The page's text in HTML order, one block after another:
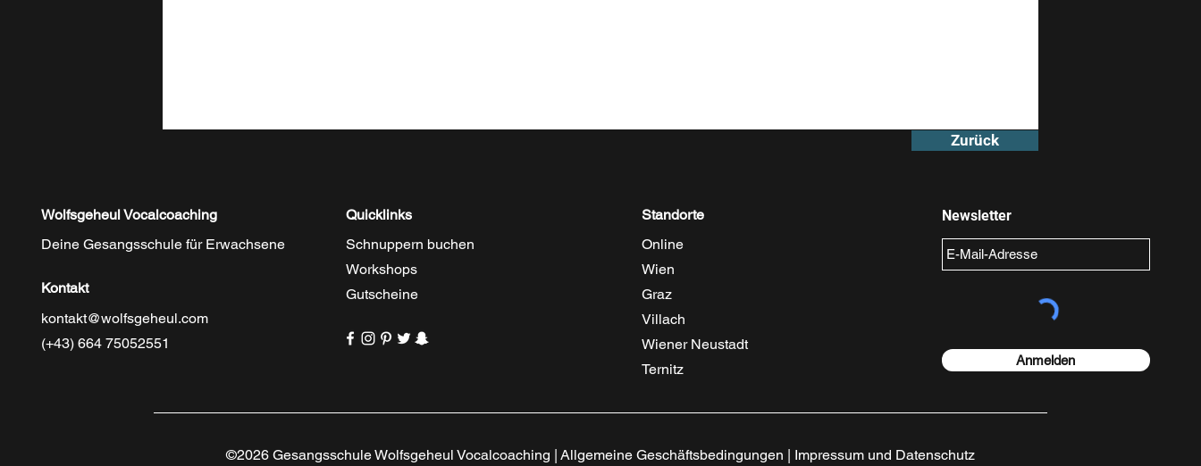
Zurück
Wolfsgeheul Vocalcoaching
Deine Gesangsschule für Erwachsene
Kontakt
kontakt@wolfsgeheul.com
(+43) 664 75052551
Quicklinks
Schnuppern buchen
Workshops
Gutscheine
Standorte
Online
Wien
Graz
Villach
Wiener Neustadt
Ternitz
Newsletter
Anmelden
©2026 Gesangsschule Wolfsgeheul Vocalcoaching | Allgemeine Geschäftsbedingungen | Impressum und Datenschutz